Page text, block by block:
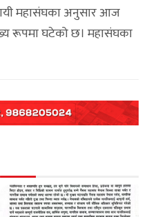
महासंघका अनुसार आज
रूपमा घटेको छ। महासंघका
दुई लाख ८४ हजार